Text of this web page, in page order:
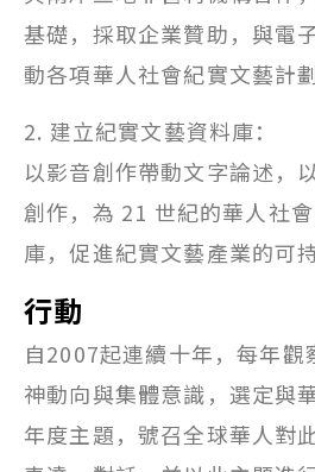
基礎，採取企業贊助，與電
動各項華人社會紀實文藝計劃
2. 建立紀實文藝資料庫：
以影音創作帶動文字論述，
創作，為 21 世紀的華人社
庫，促進紀實文藝產業的可
行動
自2007起連續十年，每年觀
神動向與集體意識，選定與
年度主題，號召全球華人對